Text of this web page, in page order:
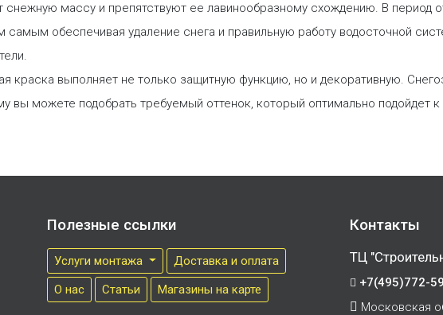
массу и препятствуют ее лавинообразному схождению. В период
самым обеспечивая удаление снега и правильную работу водосточной
краска выполняет не только защитную функцию, но и декоративную.
вы можете подобрать требуемый оттенок, который оптимально подойдет
Полезные ссылки
Услуги монтажа
Доставка и оплата
О нас
Cтатьи Магазины на карте
Контакты
ТЦ
+7(495)772-
Московская